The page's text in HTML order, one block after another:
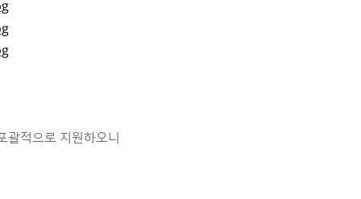
괄적으로 지원하오니